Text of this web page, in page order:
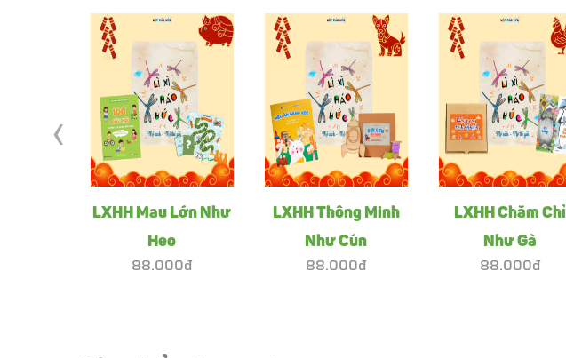
LXHH Mau Lớn Như
Heo
88.000đ
LXHH Thông Minh
Như Cún
88.000đ
LXHH Chăm Chỉ
Như Gà
88.000đ
‹